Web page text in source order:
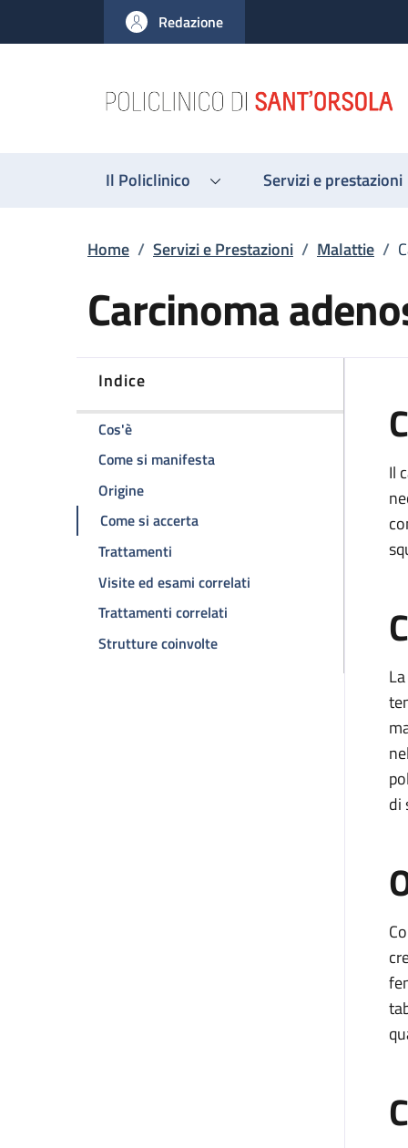
al contenuto principale
to footer content
Redazione
Il Policlinico Servizi e prestazioni
Briciole di pane
Home / Servizi e Prestazioni / Malattie /
Carcinoma
Indice
Cos'èdella pagina Carcinoma adenosquamoso
Come si manifestadella pagina Carcinoma
Originedella pagina Carcinoma adenosquamoso
Come si accertadella pagina Carcinoma
Trattamenti della pagina Carcinoma
Visite ed esami correlati
Trattamenti correlati della pagina Carcinoma
Strutture coinvoltedella pagina Carcinoma
Il
di